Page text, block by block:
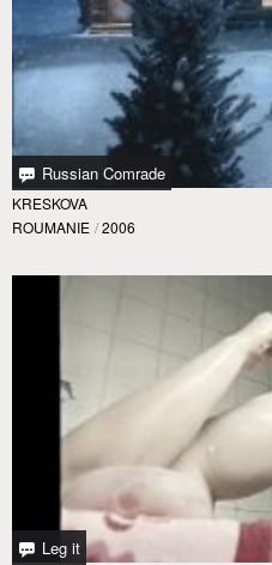
Russian Comrade
KRESKOVA
ROUMANIE / 2006
Leg it